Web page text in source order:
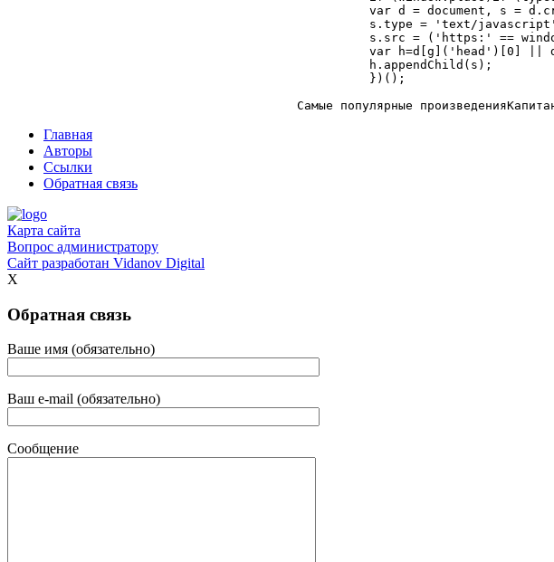
Главная
Авторы
Ссылки
Обратная связь
Карта сайта
Вопрос администратору
Сайт разработан Vidanov Digital
X
Обратная связь
Ваше имя (обязательно)
Ваш e-mail (обязательно)
Сообщение